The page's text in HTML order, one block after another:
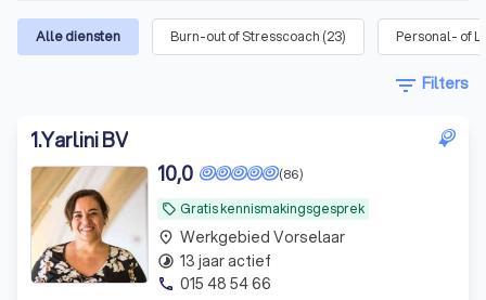
Alle diensten Burn-out of Stresscoach (23) Personal- of
filter_list Filters
1.Yarlini BV
local_offer Gratis kennismakingsgesprek
(86)
10,0
place Werkgebied Vorselaar
timelapse 13 jaar actief
phone 015 48 54 66